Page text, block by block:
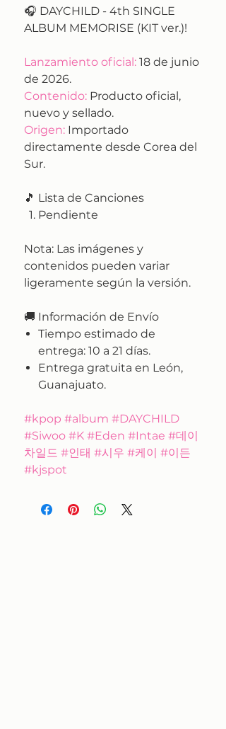
🎧 DAYCHILD - 4th SINGLE
ALBUM MEMORISE (KIT ver.)!
Lanzamiento oficial: 18 de junio
de 2026.
Contenido: Producto oficial,
nuevo y sellado.
Origen: Importado
directamente desde Corea del
Sur.
🎵 Lista de Canciones
Pendiente
Nota: Las imágenes y
contenidos pueden variar
ligeramente según la versión.
🚚 Información de Envío
Tiempo estimado de
entrega: 10 a 21 días.
Entrega gratuita en León,
Guanajuato.
#kpop #album #DAYCHILD
#Siwoo #K #Eden #Intae #데이
차일드 #인태 #시우 #케이 #이든
#kjspot